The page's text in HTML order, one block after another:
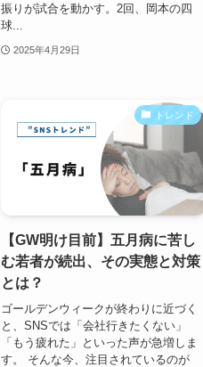
振りが試合を動かす。2回、岡本の四
球...
2025年4月29日
トレンド
【GW明け目前】五月病に苦し
む若者が続出、その実態と対策
とは？
ゴールデンウィークが終わりに近づく
と、SNSでは「会社行きたくない」
「もう疲れた」といった声が急増しま
す。 そんな今、注目されているのが